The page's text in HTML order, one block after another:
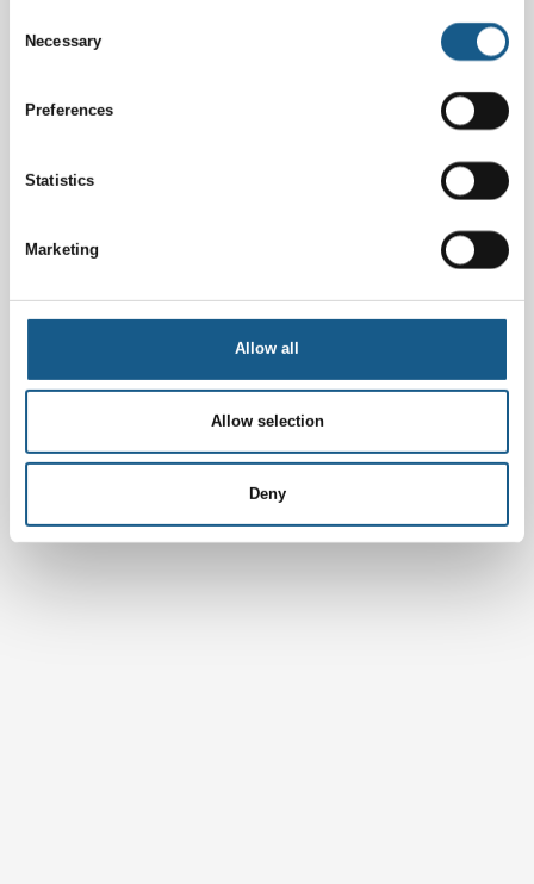
Selection
Necessary
Preferences
Statistics
Marketing
Allow all
Allow selection
Deny